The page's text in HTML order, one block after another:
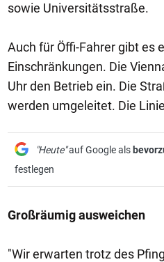
sowie Universitätsstraße.
Auch für Öffi-Fahrer gibt es
Einschränkungen. Die
Uhr den Betrieb ein. Die
werden umgeleitet. Die
"Heute"auf Google als
festlegen
Großräumig ausweichen
"Wir erwarten trotz des